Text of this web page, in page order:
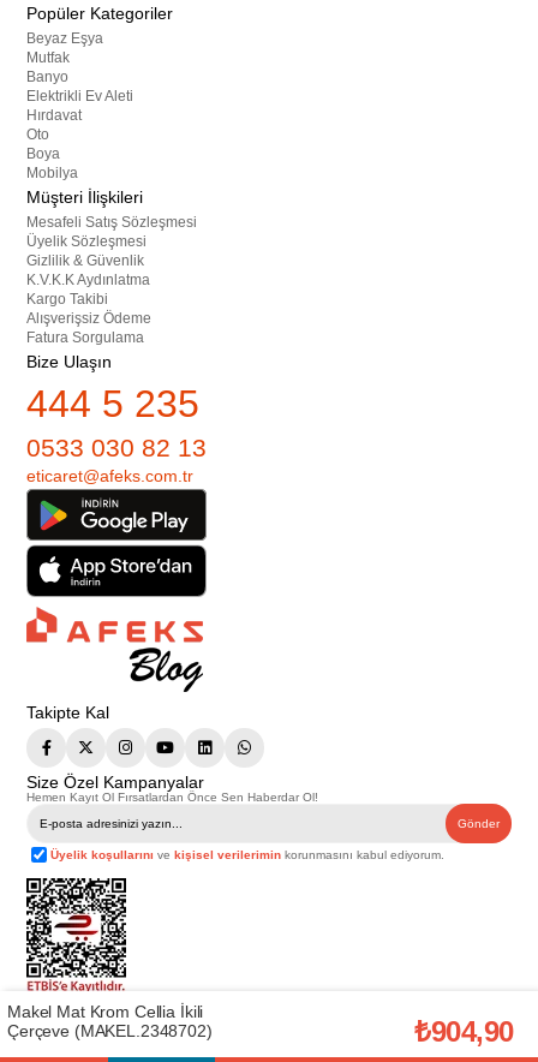
Popüler Kategoriler
Beyaz Eşya
Mutfak
Banyo
Elektrikli Ev Aleti
Hırdavat
Oto
Boya
Mobilya
Müşteri İlişkileri
Mesafeli Satış Sözleşmesi
Üyelik Sözleşmesi
Gizlilik & Güvenlik
K.V.K.K Aydınlatma
Kargo Takibi
Alışverişsiz Ödeme
Fatura Sorgulama
Bize Ulaşın
444 5 235
0533 030 82 13
eticaret@afeks.com.tr
Takipte Kal
Size Özel Kampanyalar
Hemen Kayıt Ol Fırsatlardan Önce Sen Haberdar Ol!
Gönder
Üyelik koşullarını vekişisel verilerimin korunmasını kabul ediyorum.
Telif Hakkı © 2026Afeks Yapı Market
. Tüm hakları saklıdır.
Bu web sitesindeki tüm ürünler ticari amaçlıdır. Web sitemizde yer alan
görsel ve yazılı içerikler firmamıza ait olup, firmamızın yazılı izni alınmadan
Makel Mat Krom Cellia İkili
Çerçeve (MAKEL.2348702)
₺904,90